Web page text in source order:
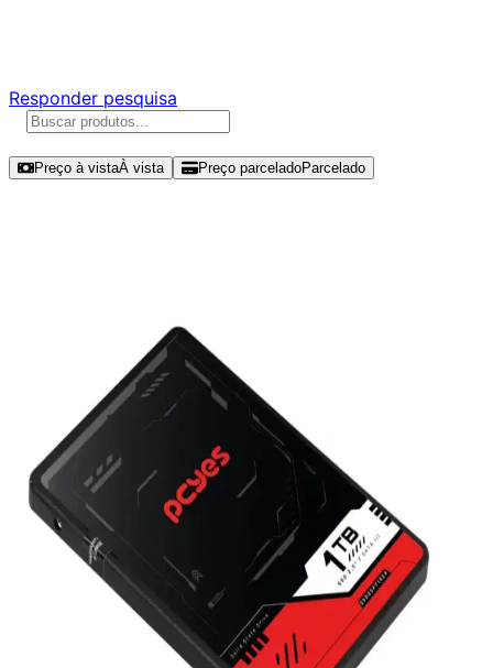
Responder pesquisa
Preço à vistaÀ vista Preço parceladoParcelado